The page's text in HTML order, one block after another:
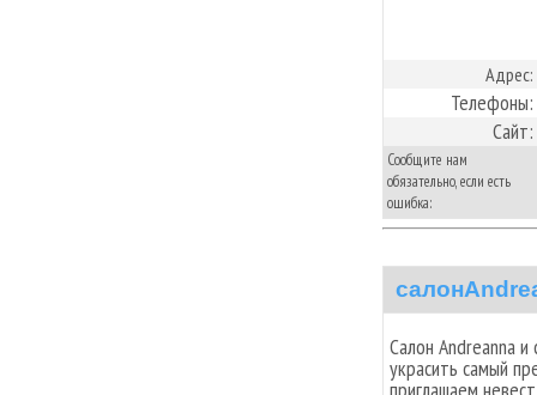
Адрес:
Телефоны:
Сайт:
Сообщите нам
обязательно, если есть
ошибка:
Салон Andreanna и
украсить самый
приглашаем